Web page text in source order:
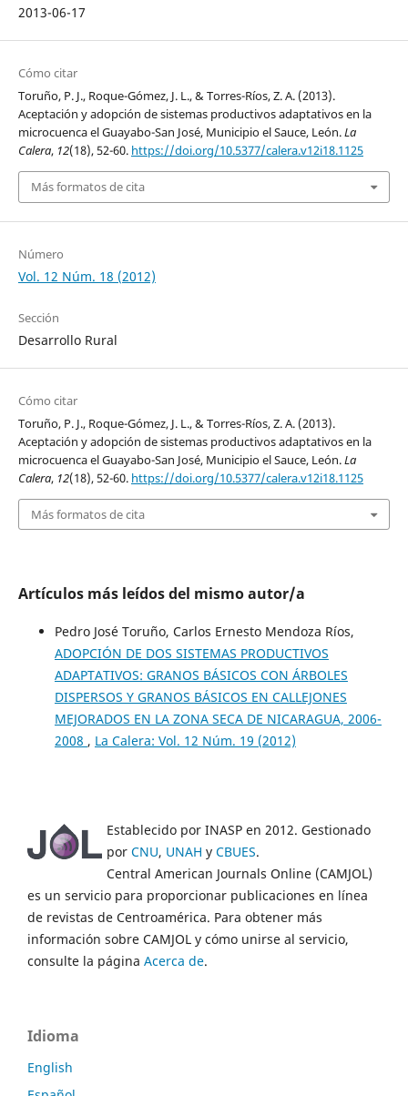
2013-06-17
Cómo citar
Toruño, P. J., Roque-Gómez, J. L., & Torres-Ríos, Z. A. (2013).
Aceptación y adopción de sistemas productivos adaptativos en la
microcuenca el Guayabo-San José, Municipio el Sauce, León.La
Calera, 12(18), 52-60. https://doi.org/10.5377/calera.v12i18.1125
Más formatos de cita
Número
Vol. 12 Núm. 18 (2012)
Sección
Desarrollo Rural
Cómo citar
Toruño, P. J., Roque-Gómez, J. L., & Torres-Ríos, Z. A. (2013).
Aceptación y adopción de sistemas productivos adaptativos en la
microcuenca el Guayabo-San José, Municipio el Sauce, León.La
Calera, 12(18), 52-60. https://doi.org/10.5377/calera.v12i18.1125
Más formatos de cita
Artículos más leídos del mismo autor/a
Pedro José Toruño, Carlos Ernesto Mendoza Ríos,
ADOPCIÓN DE DOS SISTEMAS PRODUCTIVOS
ADAPTATIVOS: GRANOS BÁSICOS CON ÁRBOLES
DISPERSOS Y GRANOS BÁSICOS EN CALLEJONES
MEJORADOS EN LA ZONA SECA DE NICARAGUA, 2006-
2008 , La Calera: Vol. 12 Núm. 19 (2012)
Establecido por INASP en 2012. Gestionado
por CNU, UNAH y CBUES.
Central American Journals Online (CAMJOL)
es un servicio para proporcionar publicaciones en línea
de revistas de Centroamérica. Para obtener más
información sobre CAMJOL y cómo unirse al servicio,
consulte la página Acerca de.
Idioma
English